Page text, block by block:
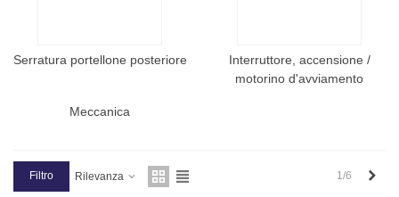
Serratura portellone posteriore
Interruttore, accensione /
motorino d'avviamento
Meccanica
Filtro Rilevanza 1/6